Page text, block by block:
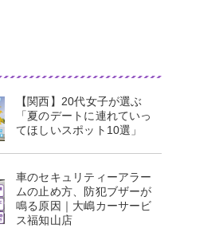
【関西】20代女子が選ぶ
「夏のデートに連れていっ
てほしいスポット10選」
車のセキュリティーアラー
ムの止め方、防犯ブザーが
鳴る原因｜大嶋カーサービ
ス福知山店